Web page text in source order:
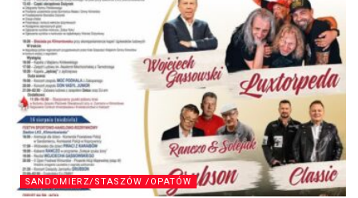
SANDOMIERZ/STASZÓW /OPATÓW